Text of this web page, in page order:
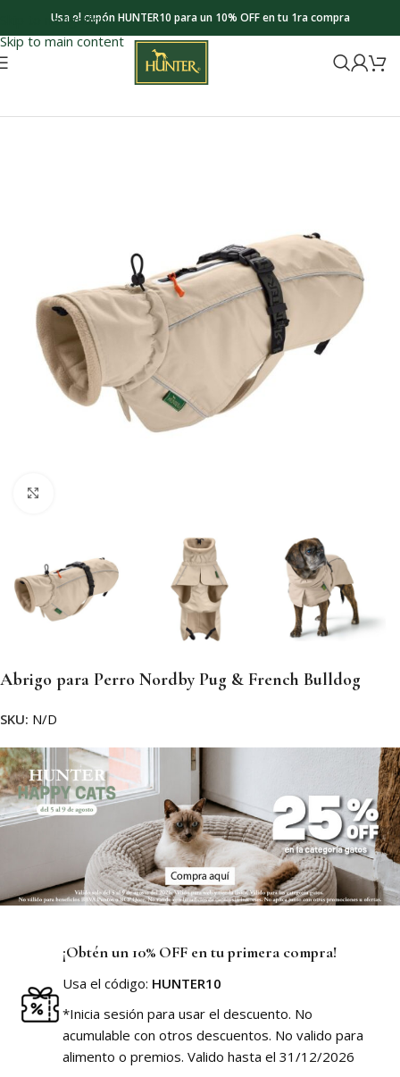
Skip to navigation
Skip to main content
Usa el cupón HUNTER10 para un 10% OFF en tu 1ra compra
Nuevo Ropa para Perros
Abrigo para Perro Nordby Pug & French Bulldog
SKU: N/D
¡Obtén un 10% OFF en tu primera compra!
Usa el código: HUNTER10
*Inicia sesión para usar el descuento. No
acumulable con otros descuentos. No valido para
alimento o premios. Valido hasta el 31/12/2026